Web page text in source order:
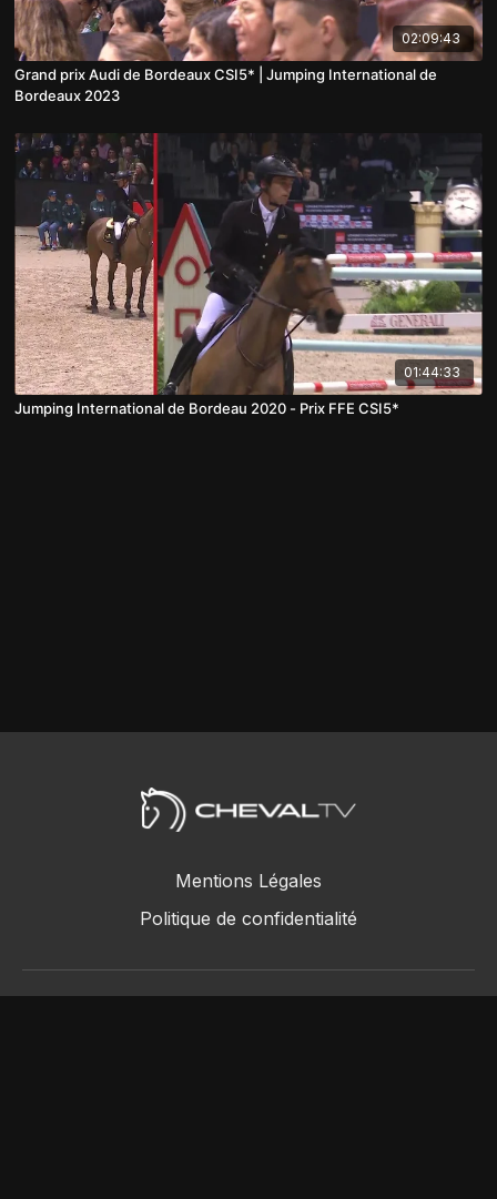
02:09:43
Grand prix Audi de Bordeaux CSI5* | Jumping International de
Bordeaux 2023
01:44:33
Jumping International de Bordeau 2020 - Prix FFE CSI5*
Mentions Légales
Politique de confidentialité